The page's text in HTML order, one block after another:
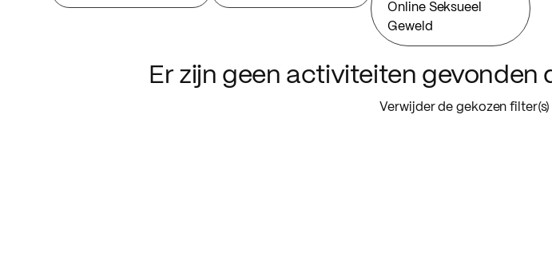
Online Seksueel
Geweld
Er zijn geen activiteiten
Verwijder de gekozen